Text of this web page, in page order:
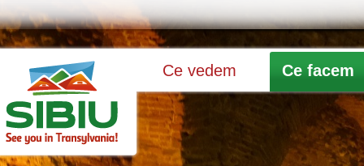
Ce vedem Ce facem